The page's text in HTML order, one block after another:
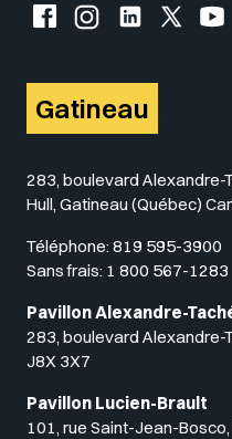
Facebook de l'UQO
Instagram de
LinkedIn de
X
Gatineau
283, boulevard Alexandre-
Hull, Gatineau (Québec)
Téléphone: 819 595-3900
Sans frais: 1 800 567-1283
Pavillon Alexandre-
283, boulevard Alexandre-
J8X 3X7
Pavillon Lucien-Brault
101, rue Saint-Jean-